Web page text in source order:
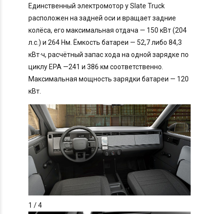
Единственный электромотор у Slate Truck
расположен на задней оси и вращает задние
колёса, его максимальная отдача — 150 кВт (204
л.с.) и 264 Нм. Ёмкость батареи — 52,7 либо 84,3
кВт·ч, расчётный запас хода на одной зарядке по
циклу EPA —241 и 386 км соответственно.
Максимальная мощность зарядки батареи — 120
кВт.
1 / 4